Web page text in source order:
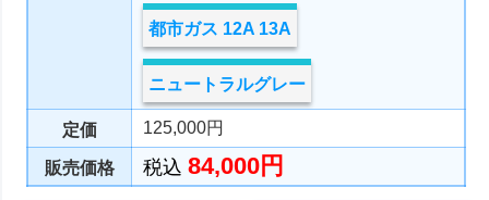
都市ガス 12A 13A
ニュートラルグレー
定価 125,000円
販売価格 税込84,000円